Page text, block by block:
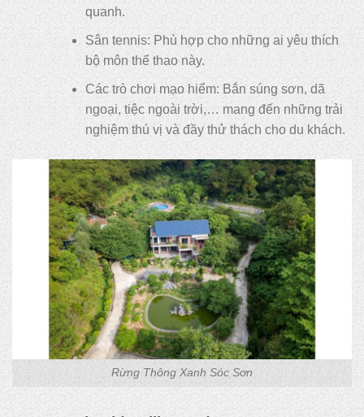
quanh.
Sân tennis: Phù hợp cho những ai yêu thích
bộ môn thể thao này.
Các trò chơi mạo hiểm: Bắn súng sơn, dã
ngoại, tiệc ngoài trời,… mang đến những trải
nghiệm thú vị và đầy thử thách cho du khách.
Rừng Thông Xanh Sóc Sơn